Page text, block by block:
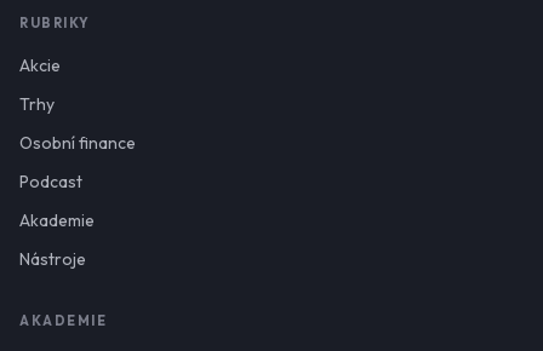
RUBRIKY
Akcie
Trhy
Osobní finance
Podcast
Akademie
Nástroje
AKADEMIE